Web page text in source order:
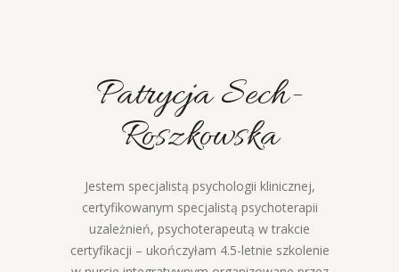
Patrycja Sech-
Roszkowska
Jestem specjalistą psychologii klinicznej,
certyfikowanym specjalistą psychoterapii
uzależnień, psychoterapeutą w trakcie
certyfikacji – ukończyłam 4.5-letnie szkolenie